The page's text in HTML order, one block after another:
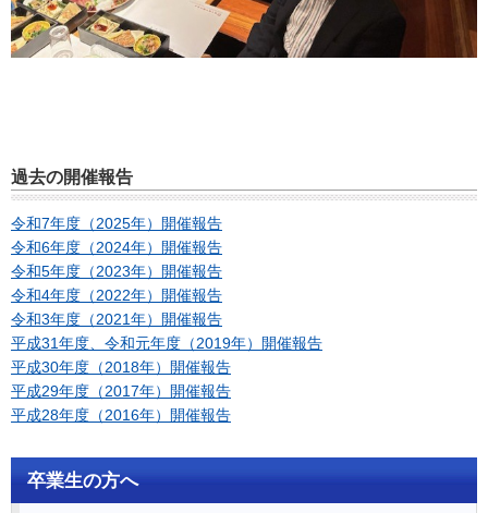
卒業生の方へ
過去の開催報告
令和7年度（2025年）開催報告
令和6年度（2024年）開催報告
令和5年度（2023年）開催報告
令和4年度（2022年）開催報告
令和3年度（2021年）開催報告
平成31年度、令和元年度（2019年）開催報告
平成30年度（2018年）開催報告
平成29年度（2017年）開催報告
平成28年度（2016年）開催報告